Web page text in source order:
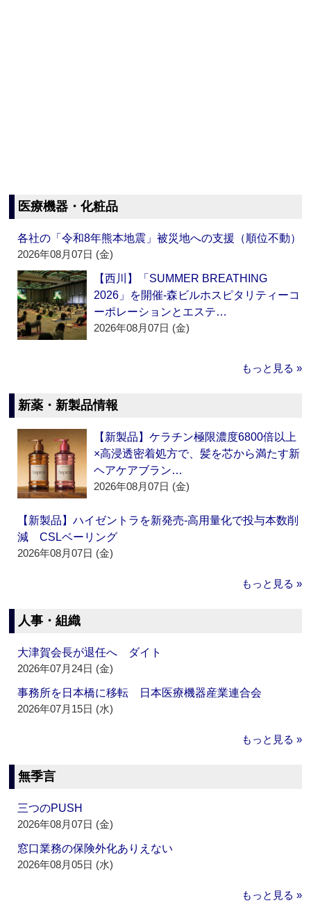
医療機器・化粧品
各社の「令和8年熊本地震」被災地への支援（順位不動）
2026年08月07日 (金)
【西川】「SUMMER BREATHING
2026」を開催‐森ビルホスピタリティーコ
ーポレーションとエステ…
2026年08月07日 (金)
もっと見る »
新薬・新製品情報
【新製品】ケラチン極限濃度6800倍以上
×高浸透密着処方で、髪を芯から満たす新
ヘアケアブラン…
2026年08月07日 (金)
【新製品】ハイゼントラを新発売‐高用量化で投与本数削
減 CSLベーリング
2026年08月07日 (金)
もっと見る »
人事・組織
大津賀会長が退任へ ダイト
2026年07月24日 (金)
事務所を日本橋に移転 日本医療機器産業連合会
2026年07月15日 (水)
もっと見る »
無季言
三つのPUSH
2026年08月07日 (金)
窓口業務の保険外化ありえない
2026年08月05日 (水)
もっと見る »